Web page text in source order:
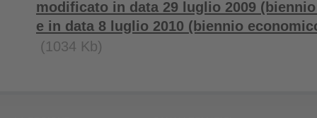
modificato in data 29 luglio 2009
e in data 8 luglio 2010 (biennio
(1034 Kb)